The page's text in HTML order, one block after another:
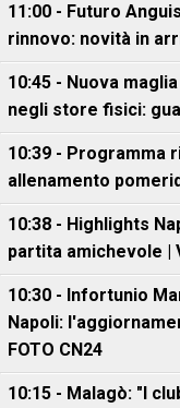
11:00 - Futuro
rinnovo: novità in
10:45 - Nuova
negli store fisici:
10:39 - Programma
allenamento
10:38 - Highlights
partita amichevole |
10:30 - Infortunio
Napoli:
FOTO CN24
10:15 - Malagò: "I